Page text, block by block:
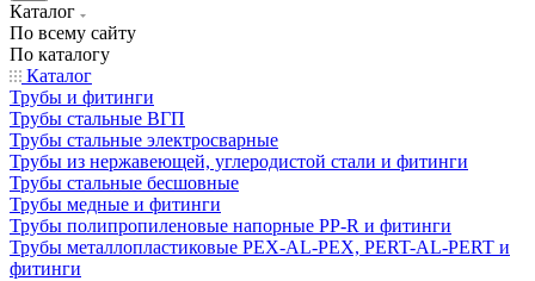
Каталог
По всему сайту
По каталогу
Каталог
Трубы и фитинги
Трубы стальные ВГП
Трубы стальные электросварные
Трубы из нержавеющей, углеродистой стали и фитинги
Трубы стальные бесшовные
Трубы медные и фитинги
Трубы полипропиленовые напорные PP-R и фитинги
Трубы металлопластиковые PEX-AL-PEX, PERT-AL-PERT и
фитинги